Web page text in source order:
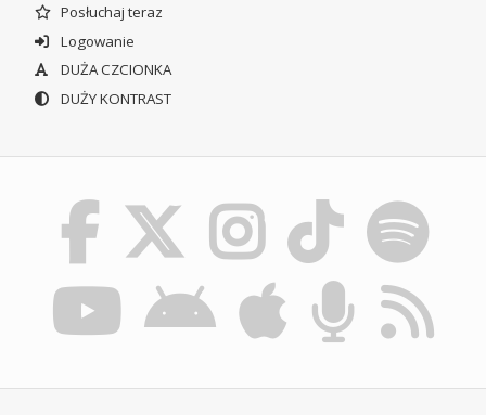
Posłuchaj teraz
Logowanie
DUŻA CZCIONKA
DUŻY KONTRAST